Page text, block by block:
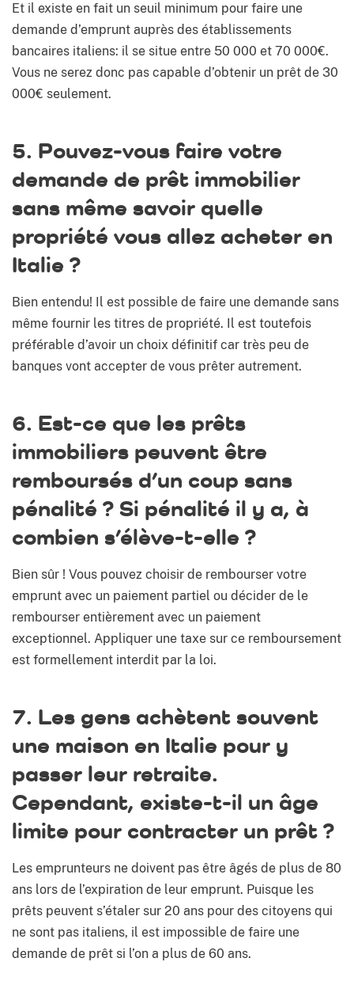
Et il existe en fait un seuil minimum pour faire une
demande d’emprunt auprès des établissements
bancaires italiens: il se situe entre 50 000 et 70 000€.
Vous ne serez donc pas capable d’obtenir un prêt de 30
000€ seulement.
5. Pouvez-vous faire votre
demande de prêt immobilier
sans même savoir quelle
propriété vous allez acheter en
Italie ?
Bien entendu! Il est possible de faire une demande sans
même fournir les titres de propriété. Il est toutefois
préférable d’avoir un choix définitif car très peu de
banques vont accepter de vous prêter autrement.
6. Est-ce que les prêts
immobiliers peuvent être
remboursés d’un coup sans
pénalité ? Si pénalité il y a, à
combien s’élève-t-elle ?
Bien sûr ! Vous pouvez choisir de rembourser votre
emprunt avec un paiement partiel ou décider de le
rembourser entièrement avec un paiement
exceptionnel. Appliquer une taxe sur ce remboursement
est formellement interdit par la loi.
7. Les gens achètent souvent
une maison en Italie pour y
passer leur retraite.
Cependant, existe-t-il un âge
limite pour contracter un prêt ?
Les emprunteurs ne doivent pas être âgés de plus de 80
ans lors de l’expiration de leur emprunt. Puisque les
prêts peuvent s’étaler sur 20 ans pour des citoyens qui
ne sont pas italiens, il est impossible de faire une
demande de prêt si l’on a plus de 60 ans.